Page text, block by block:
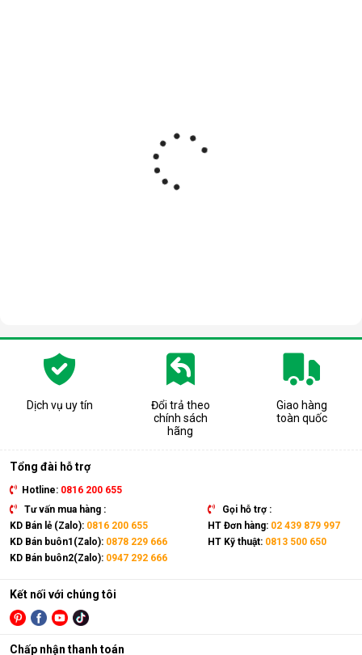
Dịch vụ uy tín
Đổi trả theo
chính sách
hãng
Giao hàng
toàn quốc
Tổng đài hỗ trợ
Hotline: 0816 200 655
Tư vấn mua hàng :
KD Bán lẻ (Zalo): 0816 200 655
KD Bán buôn1(Zalo): 0878 229 666
KD Bán buôn2(Zalo): 0947 292 666
Gọi hỗ trợ :
HT Đơn hàng: 02 439 879 997
HT Kỹ thuật: 0813 500 650
Kết nối với chúng tôi
Chấp nhận thanh toán